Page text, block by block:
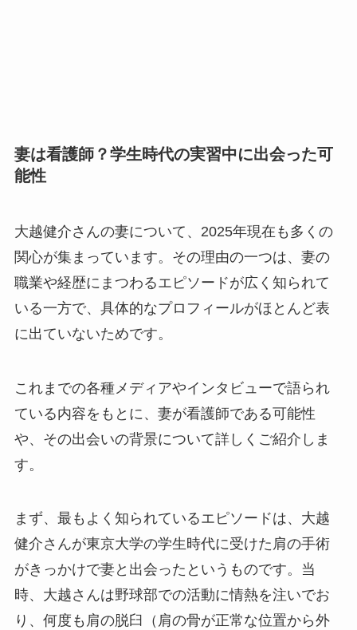
妻は看護師？学生時代の実習中に出会った可
能性
大越健介さんの妻について、2025年現在も多くの
関心が集まっています。その理由の一つは、妻の
職業や経歴にまつわるエピソードが広く知られて
いる一方で、具体的なプロフィールがほとんど表
に出ていないためです。
これまでの各種メディアやインタビューで語られ
ている内容をもとに、妻が看護師である可能性
や、その出会いの背景について詳しくご紹介しま
す。
まず、最もよく知られているエピソードは、大越
健介さんが東京大学の学生時代に受けた肩の手術
がきっかけで妻と出会ったというものです。当
時、大越さんは野球部での活動に情熱を注いでお
り、何度も肩の脱臼（肩の骨が正常な位置から外